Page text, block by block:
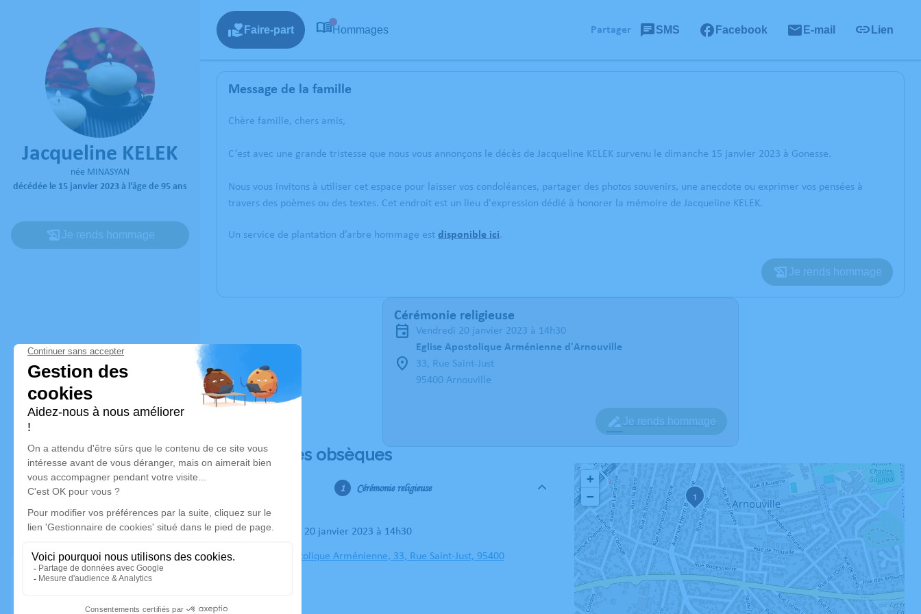
Jacqueline KELEK
née MINASYAN
décédée le 15 janvier 2023 à l'âge de 95 ans
Je rends hommage
Faire-part Hommages Partager SMS Facebook E-mail Lien
Message de la famille
Chère famille, chers amis,
C’est avec une grande tristesse que nous vous annonçons le décès de Jacqueline KELEK survenu le dimanche 15 janvier 2023 à Gonesse.
Nous vous invitons à utiliser cet espace pour laisser vos condoléances, partager des photos souvenirs, une anecdote ou exprimer vos pensées à
travers des poèmes ou des textes. Cet endroit est un lieu d'expression dédié à honorer la mémoire de Jacqueline KELEK.
Un service de plantation d’arbre hommage est disponible ici.
Je rends hommage
Cérémonie religieuse
vendredi 20 janvier 2023 à 14h30
Eglise Apostolique Arménienne d'Arnouville
33, Rue Saint-Just
95400 Arnouville
Je rends hommage
Déroulé des obsèques
Cérémonie religieuse
Le vendredi 20 janvier 2023 à 14h30
Eglise Apostolique Arménienne, 33, Rue Saint-Just, 95400
1
+
−